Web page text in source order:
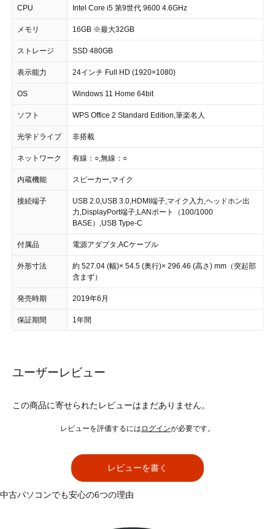
CPU Intel Core i5 第9世代 9600 4.6GHz
メモリ 16GB ※最大32GB
ストレージ SSD 480GB
表示能力 24インチ Full HD (1920×1080)
OS Windows 11 Home 64bit
ソフト WPS Office 2 Standard Edition,筆楽名人
光学ドライブ 非搭載
ネットワーク 有線：○,無線：○
内蔵機能 スピーカー,マイク
接続端子
USB 2.0,USB 3.0,HDMI端子,マイク入力,ヘッドホン出
力,DisplayPort端子,LANポート（100/1000
BASE）,USB Type-C
付属品 電源アダプタ,ACケーブル
外形寸法
約 527.04 (幅)× 54.5 (奥行)× 296.46 (高さ) mm（突起部
含まず）
発売時期 2019年6月
保証期間 1年間
ユーザーレビュー
この商品に寄せられたレビューはまだありません。
レビューを評価するには ログインが必要です。
レビューを書く
中古パソコンでも安心の6つの理由